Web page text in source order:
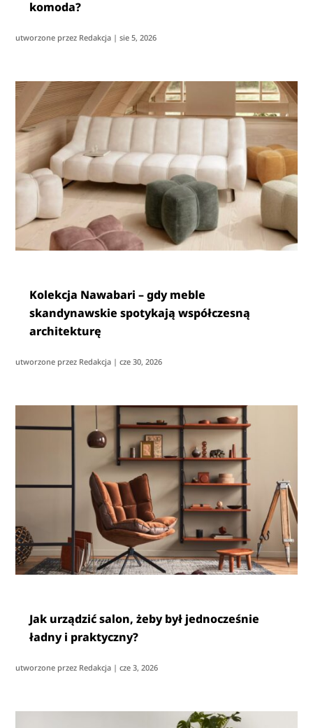
komoda?
utworzone przez Redakcja |sie 5, 2026
Kolekcja Nawabari – gdy meble
skandynawskie spotykają współczesną
architekturę
utworzone przez Redakcja |cze 30, 2026
Jak urządzić salon, żeby był jednocześnie
ładny i praktyczny?
utworzone przez Redakcja |cze 3, 2026